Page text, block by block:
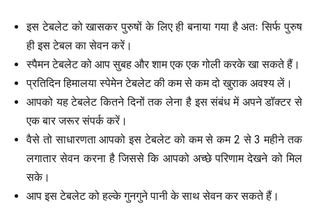
इस टेबलेट को खासकर पुरुषों के लिए ही बनाया गया है अतः सिर्फ पुरुष
ही इस टेबल का सेवन करें।
स्पैमन टेबलेट को आप सुबह और शाम एक एक गोली करके खा सकते हैं।
प्रतिदिन हिमालया स्पेमेन टेबलेट की कम से कम दो खुराक अवश्य लें।
आपको यह टेबलेट कितने दिनों तक लेना है इस संबंध में अपने डॉक्टर से
एक बार जरूर संपर्क करें।
वैसे तो साधारणता आपको इस टेबलेट को कम से कम 2 से 3 महीने तक
लगातार सेवन करना है जिससे कि आपको अच्छे परिणाम देखने को मिल
सके।
आप इस टेबलेट को हल्के गुनगुने पानी के साथ सेवन कर सकते हैं।